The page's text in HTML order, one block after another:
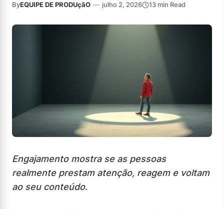
ByEQUIPE DE PRODUçãO — julho 2, 2026 13 min Read
Engajamento mostra se as pessoas
realmente prestam atenção, reagem e voltam
ao seu conteúdo.